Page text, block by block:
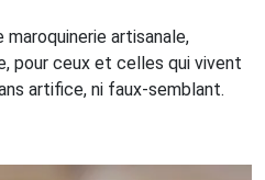
maroquinerie artisanale,
pour ceux et celles qui vivent
artifice, ni faux-semblant.